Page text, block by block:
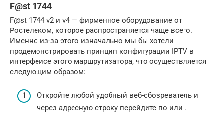
F@st 1744
F@st 1744 v2 и v4 — фирменное оборудование от
Ростелеком, которое распространяется чаще всего.
Именно из-за этого изначально мы бы хотели
продемонстрировать принцип конфигурации IPTV в
интерфейсе этого маршрутизатора, что осуществляется
следующим образом:
Откройте любой удобный веб-обозреватель и
через адресную строку перейдите по или .